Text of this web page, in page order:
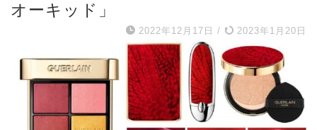
オーキッド」
2022年12月17日 / 2023年1月20日